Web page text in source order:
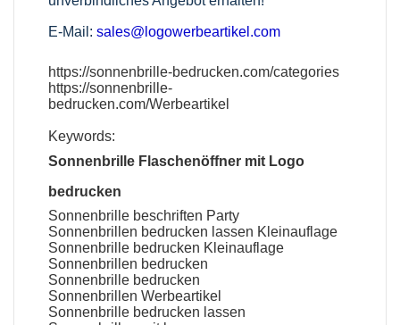
E-Mail:sales@logowerbeartikel.com
https://sonnenbrille-bedrucken.com/categories
https://sonnenbrille-
bedrucken.com/Werbeartikel
Keywords:
Sonnenbrille Flaschenöffner mit Logo
bedrucken
Sonnenbrille beschriften Party
Sonnenbrillen bedrucken lassen Kleinauflage
Sonnenbrille bedrucken Kleinauflage
Sonnenbrillen bedrucken
Sonnenbrille bedrucken
Sonnenbrillen Werbeartikel
Sonnenbrille bedrucken lassen